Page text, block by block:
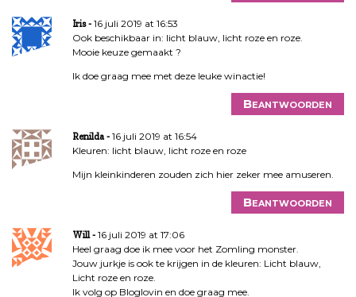
Iris
16 juli 2019 at 16:53
Ook beschikbaar in: licht blauw, licht roze en roze.
Mooie keuze gemaakt ?
Ik doe graag mee met deze leuke winactie!
Beantwoorden
Renilda
16 juli 2019 at 16:54
Kleuren: licht blauw, licht roze en roze
Mijn kleinkinderen zouden zich hier zeker mee amuseren.
Beantwoorden
Will
16 juli 2019 at 17:06
Heel graag doe ik mee voor het Zomling monster.
Jouw jurkje is ook te krijgen in de kleuren: Licht blauw,
Licht roze en roze.
Ik volg op Bloglovin en doe graag mee.